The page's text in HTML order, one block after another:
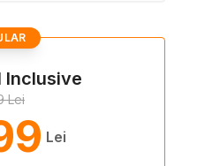
Inclusive
Lei
Lei